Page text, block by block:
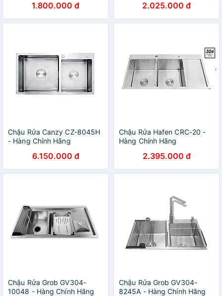
1.800.000 đ 2.025.000 đ
Chậu Rửa Canzy CZ-8045H
- Hàng Chính Hãng
6.150.000 đ
Chậu Rửa Hafen CRC-20 -
Hàng Chính Hãng
2.395.000 đ
Chậu Rửa Grob GV304-
10048 - Hàng Chính Hãng
Chậu Rửa Grob GV304-
8245A - Hàng Chính Hãng